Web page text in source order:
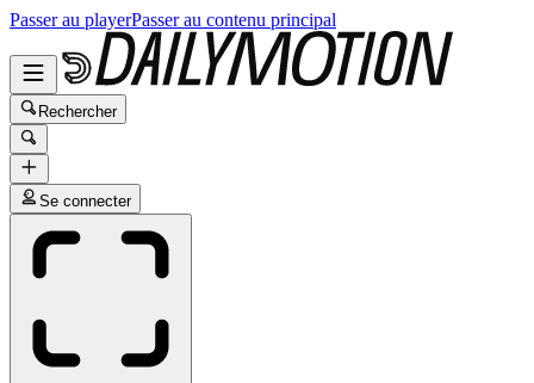
Passer au playerPasser au contenu principal
Rechercher
Se connecter